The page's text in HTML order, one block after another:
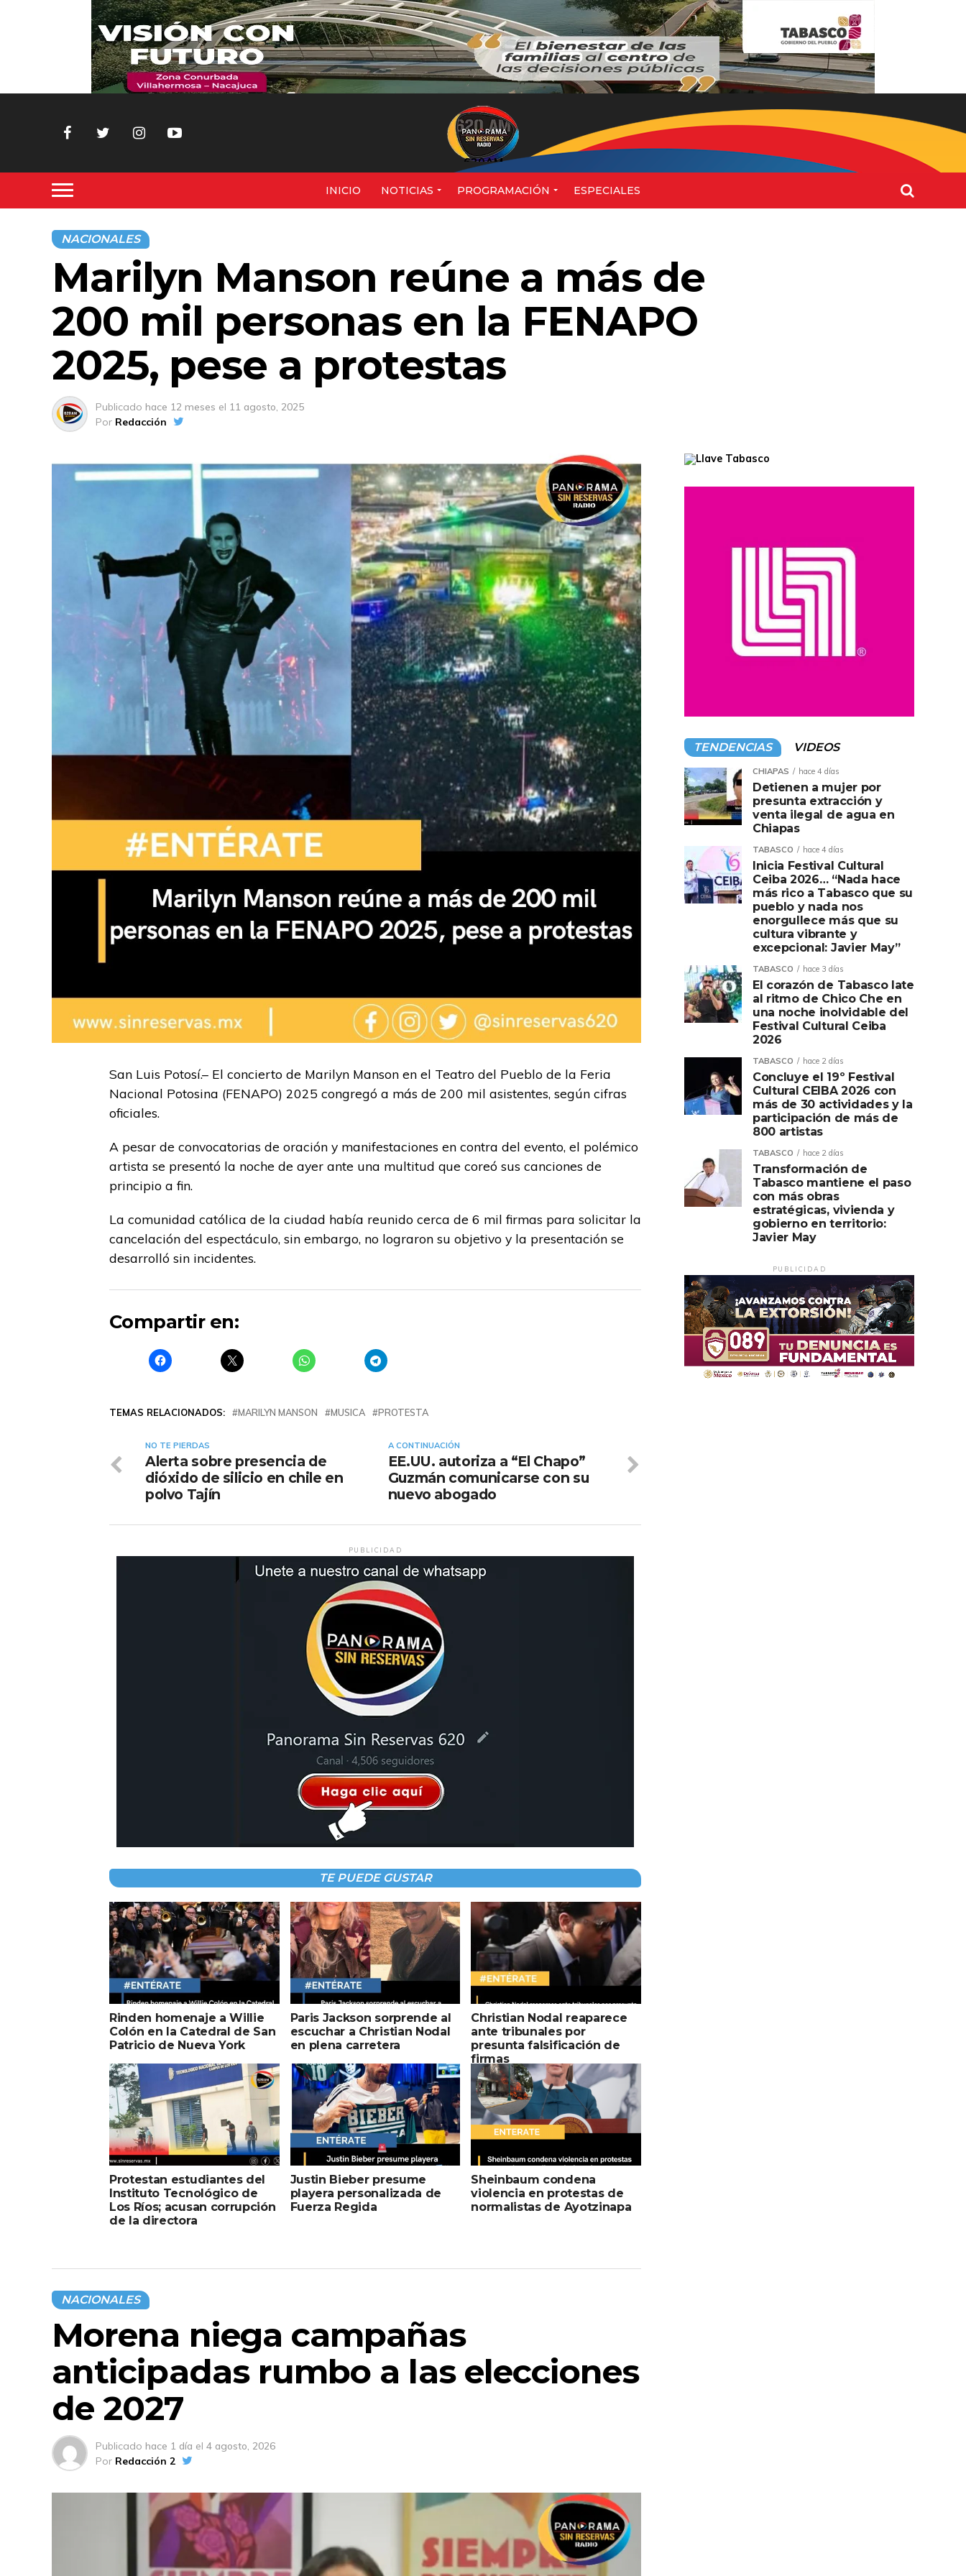
620AM
INICIO NOTICIAS PROGRAMACIÓN ESPECIALES
NACIONALES
Marilyn Manson reúne a más de
200 mil personas en la FENAPO
2025, pese a protestas
Publicado hace 12 meses el 11 agosto, 2025
Por Redacción
San Luis Potosí.– El concierto de Marilyn Manson en el Teatro del Pueblo de la Feria
Nacional Potosina (FENAPO) 2025 congregó a más de 200 mil asistentes, según cifras
oficiales.
A pesar de convocatorias de oración y manifestaciones en contra del evento, el polémico
artista se presentó la noche de ayer ante una multitud que coreó sus canciones de
principio a fin.
La comunidad católica de la ciudad había reunido cerca de 6 mil firmas para solicitar la
cancelación del espectáculo, sin embargo, no lograron su objetivo y la presentación se
desarrolló sin incidentes.
Compartir en:
TEMAS RELACIONADOS: MARILYN MANSON MUSICA PROTESTA
A CONTINUACIÓN
EE.UU. autoriza a “El Chapo”
Guzmán comunicarse con su
nuevo abogado
NO TE PIERDAS
Alerta sobre presencia de
dióxido de silicio en chile en
polvo Tajín
PUBLICIDAD
TE PUEDE GUSTAR
Rinden homenaje a Willie
Colón en la Catedral de San
Patricio de Nueva York
Paris Jackson sorprende al
escuchar a Christian Nodal
en plena carretera
Christian Nodal reaparece
ante tribunales por
presunta falsificación de
firmas
Protestan estudiantes del
Instituto Tecnológico de
Los Ríos; acusan corrupción
de la directora
Justin Bieber presume
playera personalizada de
Fuerza Regida
Sheinbaum condena
violencia en protestas de
normalistas de Ayotzinapa
NACIONALES
Morena niega campañas
anticipadas rumbo a las elecciones
de 2027
Publicado hace 1 día el 4 agosto, 2026
Por Redacción 2
TENDENCIAS VIDEOS
CHIAPAS hace 4 días
Detienen a mujer por
presunta extracción y
venta ilegal de agua en
Chiapas
TABASCO hace 4 días
Inicia Festival Cultural
Ceiba 2026… “Nada hace
más rico a Tabasco que su
pueblo y nada nos
enorgullece más que su
cultura vibrante y
excepcional: Javier May”
TABASCO hace 3 días
El corazón de Tabasco late
al ritmo de Chico Che en
una noche inolvidable del
Festival Cultural Ceiba
2026
TABASCO hace 2 días
Concluye el 19º Festival
Cultural CEIBA 2026 con
más de 30 actividades y la
participación de más de
800 artistas
TABASCO hace 2 días
Transformación de
Tabasco mantiene el paso
con más obras
estratégicas, vivienda y
gobierno en territorio:
Javier May
PUBLICIDAD